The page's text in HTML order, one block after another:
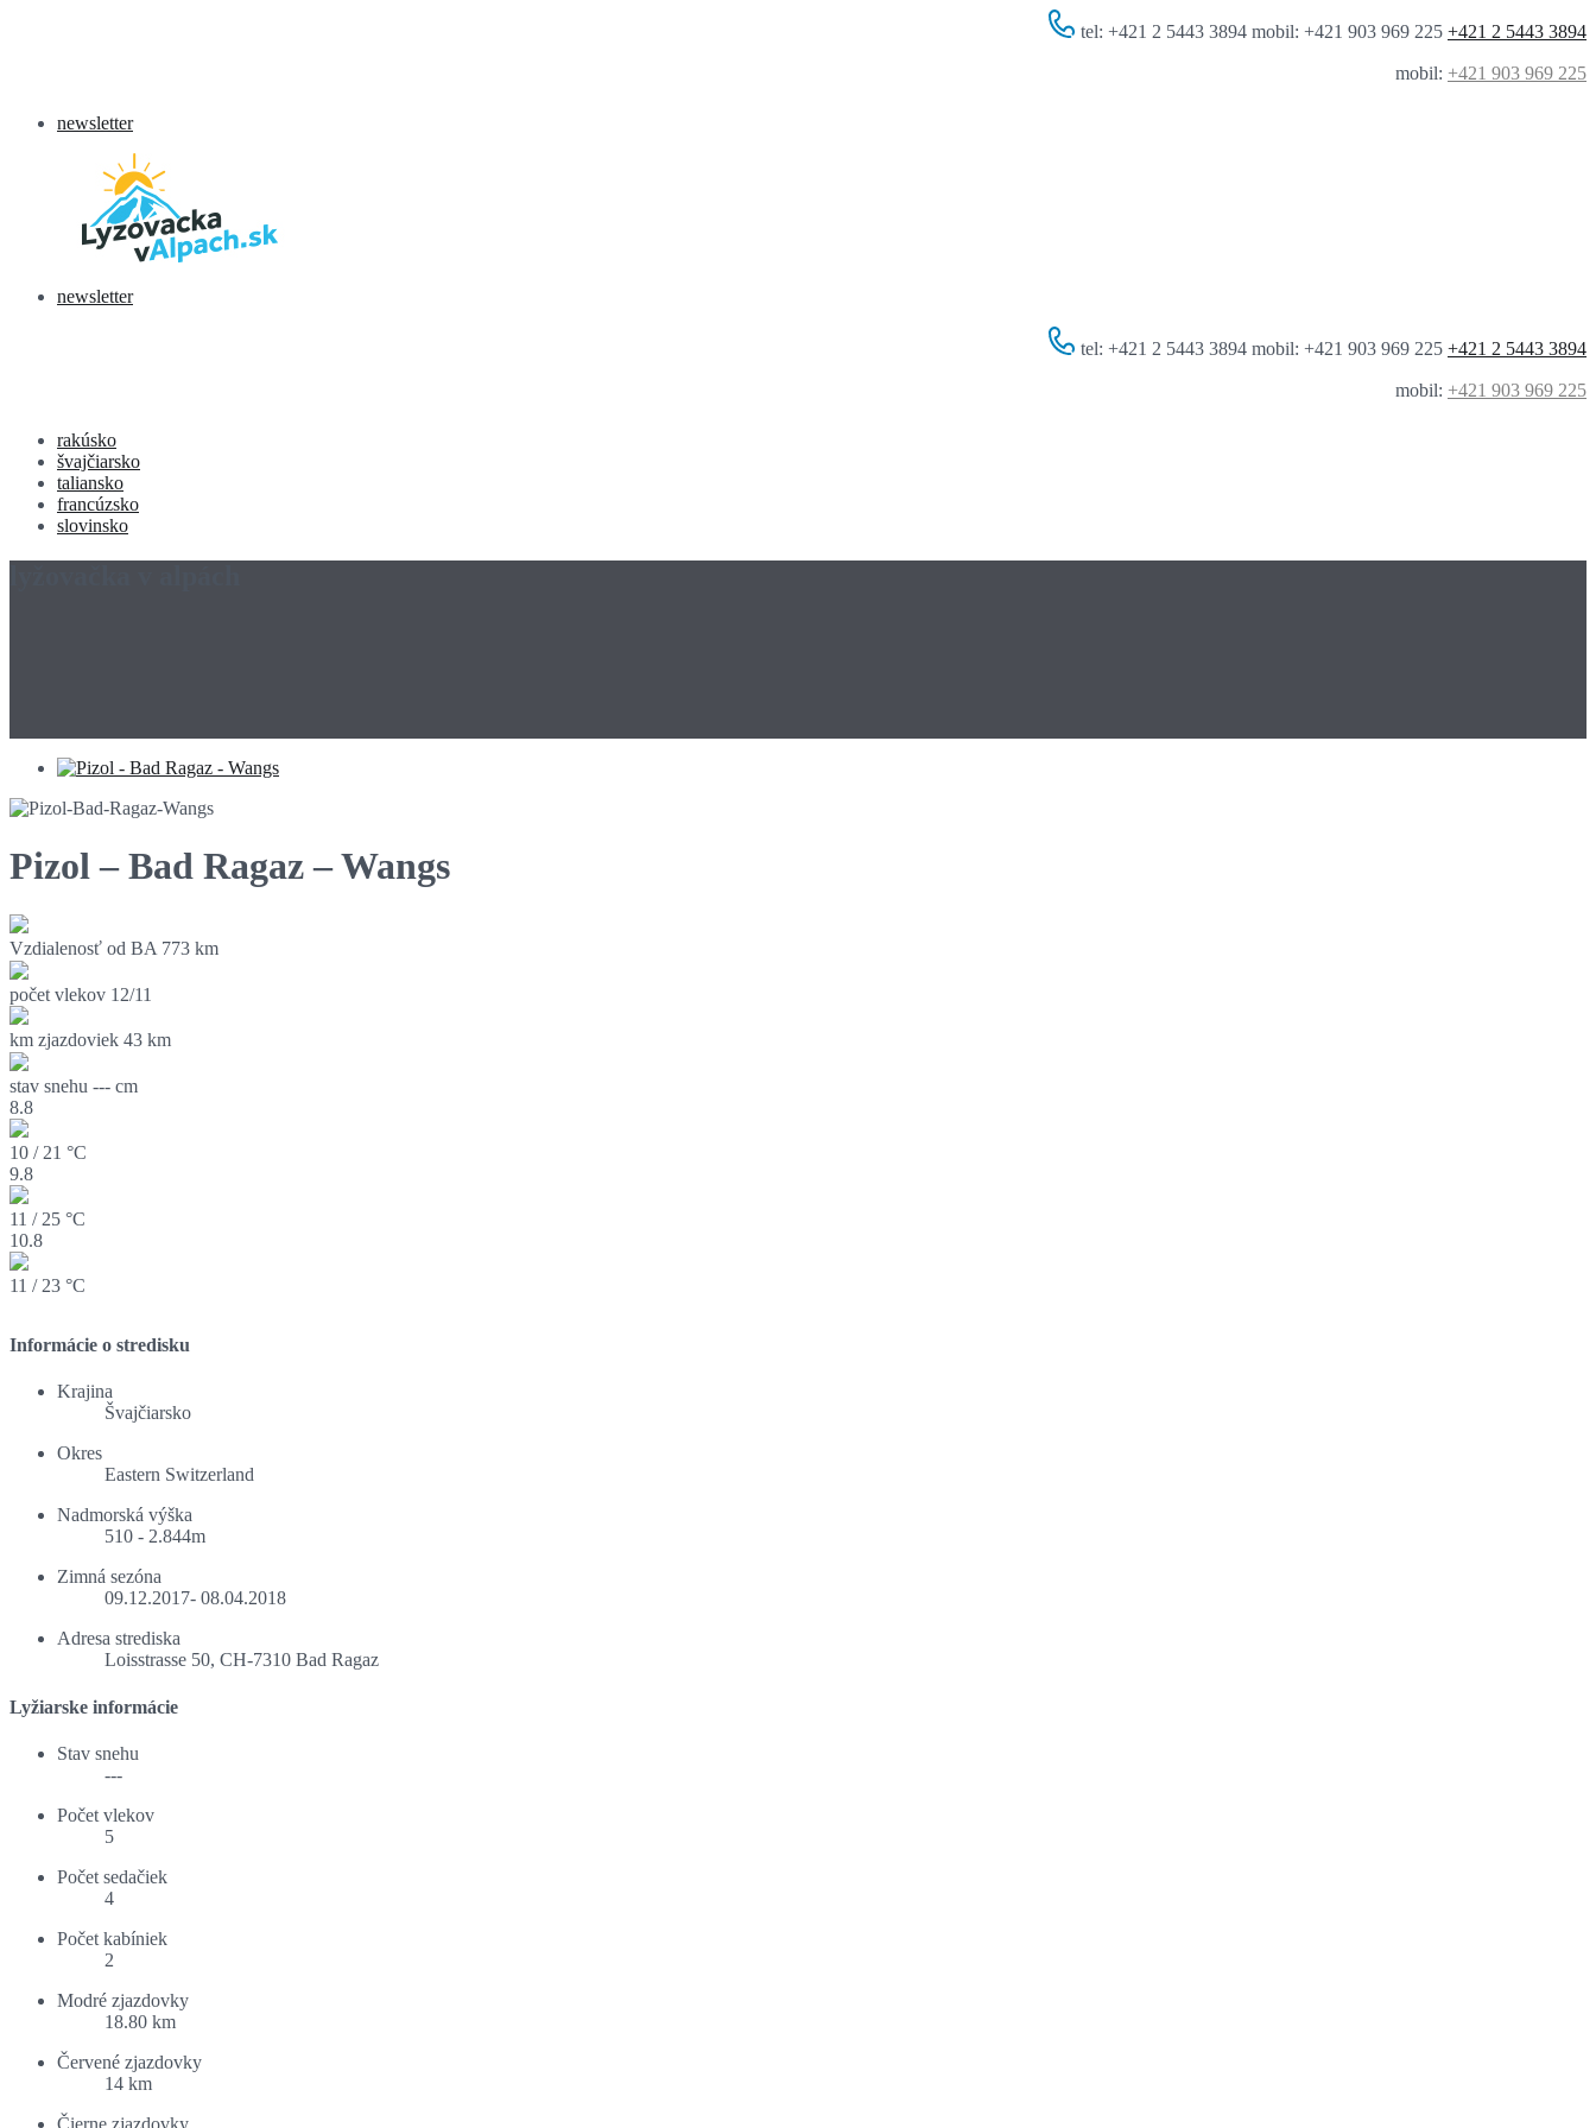
tel: +421 2 5443 3894 mobil: +421 903 969 225 +421 2 5443 3894
mobil: +421 903 969 225
newsletter
newsletter
tel: +421 2 5443 3894 mobil: +421 903 969 225 +421 2 5443 3894
mobil: +421 903 969 225
rakúsko
švajčiarsko
taliansko
francúzsko
slovinsko
Pizol – Bad Ragaz – Wangs
Vzdialenosť od BA 773 km
počet vlekov 12/11
km zjazdoviek 43 km
stav snehu --- cm
8.8
10 / 21 °C
9.8
11 / 25 °C
10.8
11 / 23 °C
Informácie o stredisku
Krajina
Švajčiarsko
Okres
Eastern Switzerland
Nadmorská výška
510 - 2.844m
Zimná sezóna
09.12.2017- 08.04.2018
Adresa strediska
Loisstrasse 50, CH-7310 Bad Ragaz
Lyžiarske informácie
Stav snehu
---
Počet vlekov
5
Počet sedačiek
4
Počet kabíniek
2
Modré zjazdovky
18.80 km
Červené zjazdovky
14 km
Čierne zjazdovky